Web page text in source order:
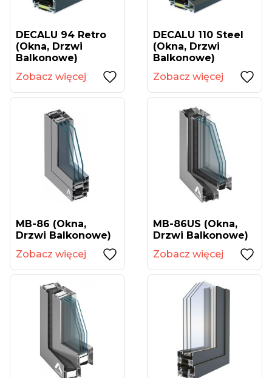
DECALU 94 Retro
(okna, Drzwi
Balkonowe)
Zobacz więcej
DECALU 110 Steel
(okna, Drzwi
Balkonowe)
Zobacz więcej
MB-86 (okna,
Drzwi Balkonowe)
Zobacz więcej
MB-86US (okna,
Drzwi Balkonowe)
Zobacz więcej